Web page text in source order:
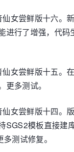
女尝鲜版十六。
进行了增强，代码
女尝鲜版十五。
多测试。
女尝鲜版十四。
SGS2模板直接建
测试修复。